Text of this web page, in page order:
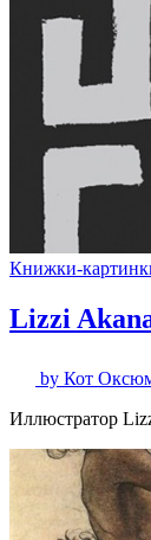
Книжки-
Lizzi
by Кот
Иллюстратор